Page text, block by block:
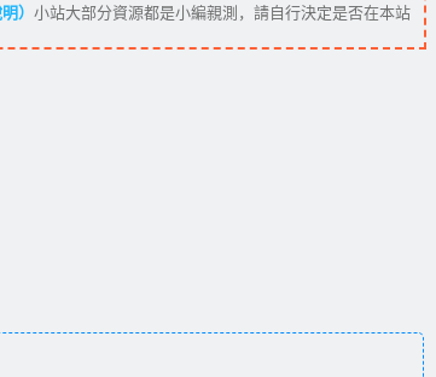
） 小站大部分資源都是小編親測，請自行決定是否在本站